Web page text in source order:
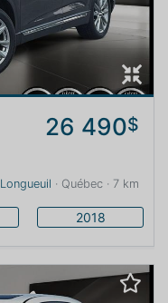
26 490$
Longueuil · Québec · 7 km
2018